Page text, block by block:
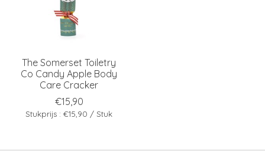
The Somerset Toiletry
Co Candy Apple Body
Care Cracker
€15,90
Stukprijs : €15,90 / Stuk